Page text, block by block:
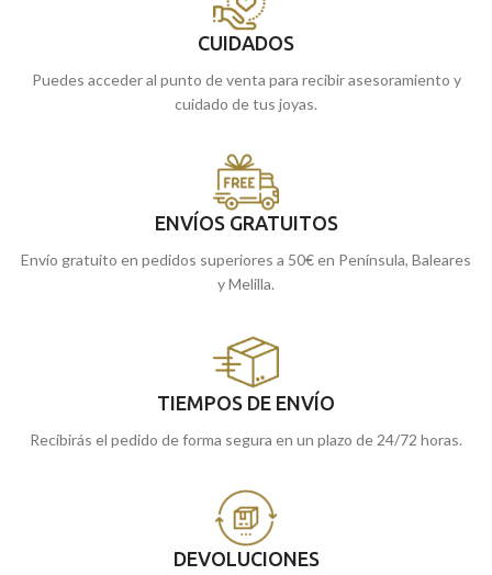
CUIDADOS
Puedes acceder al punto de venta para recibir asesoramiento y
cuidado de tus joyas.
ENVÍOS GRATUITOS
Envío gratuito en pedidos superiores a 50€ en Península, Baleares
y Melilla.
TIEMPOS DE ENVÍO
Recibirás el pedido de forma segura en un plazo de 24/72 horas.
DEVOLUCIONES